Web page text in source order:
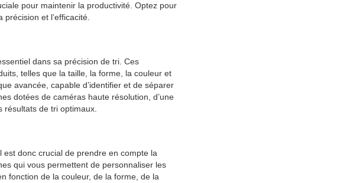
pour maintenir la productivité. Optez pour
et l’efficacité.
dans sa précision de tri. Ces
telles que la taille, la forme, la couleur et
avancée, capable d’identifier et de séparer
dotées de caméras haute résolution, d’une
résultats de tri optimaux.
donc crucial de prendre en compte la
qui vous permettent de personnaliser les
fonction de la couleur, de la forme, de la